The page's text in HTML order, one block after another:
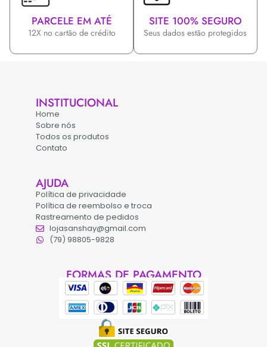
PARCELE EM ATÉ
12X no cartão de crédito
SITE 100% SEGURO
Seus dados estão protegidos
INSTITUCIONAL
Home
Sobre nós
Todos os produtos
Contato
AJUDA
Política de privacidade
Política de reembolso e troca
Rastreamento de pedidos
lojasanshay@gmail.com
(79) 98805-9828
FORMAS DE PAGAMENTO